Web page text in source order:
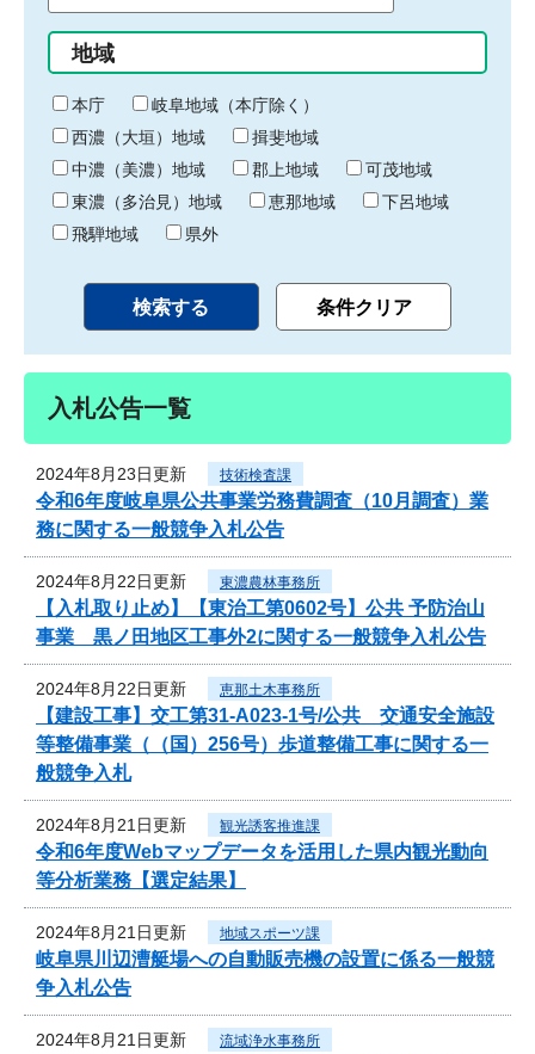
始
り
間
終
わ
り
地域
本庁
岐阜地域（本庁除く）
西濃（大垣）地域
揖斐地域
中濃（美濃）地域
郡上地域
可茂地域
東濃（多治見）地域
恵那地域
下呂地域
飛騨地域
県外
入札公告一覧
2024年8月23日更新 技術検査課
令和6年度岐阜県公共事業労務費調査（10月調査）業
務に関する一般競争入札公告
2024年8月22日更新 東濃農林事務所
【入札取り止め】【東治工第0602号】公共 予防治山
事業 黒ノ田地区工事外2に関する一般競争入札公告
2024年8月22日更新 恵那土木事務所
【建設工事】交工第31-A023-1号/公共 交通安全施設
等整備事業（（国）256号）歩道整備工事に関する一
般競争入札
2024年8月21日更新 観光誘客推進課
令和6年度Webマップデータを活用した県内観光動向
等分析業務【選定結果】
2024年8月21日更新 地域スポーツ課
岐阜県川辺漕艇場への自動販売機の設置に係る一般競
争入札公告
2024年8月21日更新 流域浄水事務所